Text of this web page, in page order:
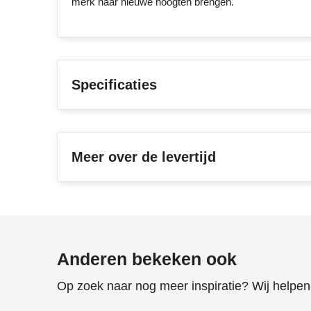
Specificaties
Meer over de levertijd
Anderen bekeken ook
Op zoek naar nog meer inspiratie? Wij